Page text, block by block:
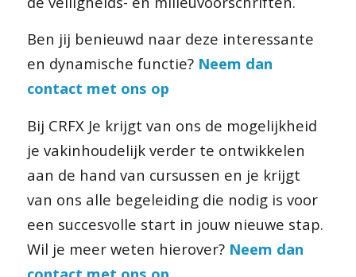
Ben jij benieuwd naar deze interessante
en dynamische functie? Neem dan
contact met ons op
Bij CRFX Je krijgt van ons de mogelijkheid
je vakinhoudelijk verder te ontwikkelen
aan de hand van cursussen en je krijgt
van ons alle begeleiding die nodig is voor
een succesvolle start in jouw nieuwe stap.
Wil je meer weten hierover? Neem dan